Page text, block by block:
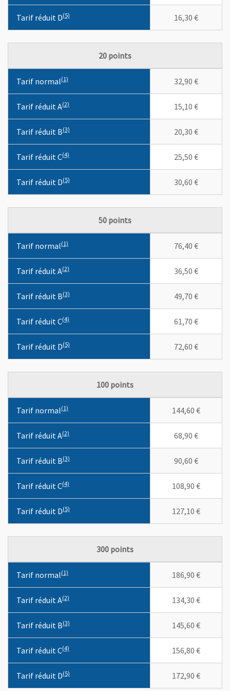
Tarif réduit D
(5)
(5)
16,30 €
20 points
Tarif normal
(1)
(1)
32,90 €
Tarif réduit A
(2)
(2)
15,10 €
Tarif réduit B
(3)
(3)
20,30 €
Tarif réduit C
(4)
(4)
25,50 €
Tarif réduit D
(5)
(5)
30,60 €
50 points
Tarif normal
(1)
(1)
76,40 €
Tarif réduit A
(2)
(2)
36,50 €
Tarif réduit B
(3)
(3)
49,70 €
Tarif réduit C
(4)
(4)
61,70 €
Tarif réduit D
(5)
(5)
72,60 €
100 points
Tarif normal
(1)
(1)
144,60 €
Tarif réduit A
(2)
(2)
68,90 €
Tarif réduit B
(3)
(3)
90,60 €
Tarif réduit C
(4)
(4)
108,90 €
Tarif réduit D
(5)
(5)
127,10 €
300 points
Tarif normal
(1)
(1)
186,90 €
Tarif réduit A
(2)
(2)
134,30 €
Tarif réduit B
(3)
(3)
145,60 €
Tarif réduit C
(4)
(4)
156,80 €
Tarif réduit D
(5)
(5)
172,90 €